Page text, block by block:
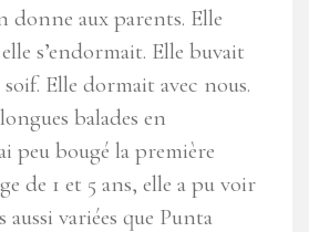
donne aux parents. Elle
s’endormait. Elle buvait
Elle dormait avec nous.
balades en
peu bougé la première
de 1 et 5 ans, elle a pu voir
variées que Punta